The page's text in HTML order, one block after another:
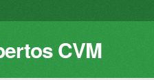
CVM